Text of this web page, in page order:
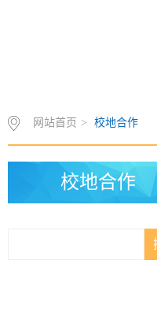
网站首页 > 校地合作
校地合作